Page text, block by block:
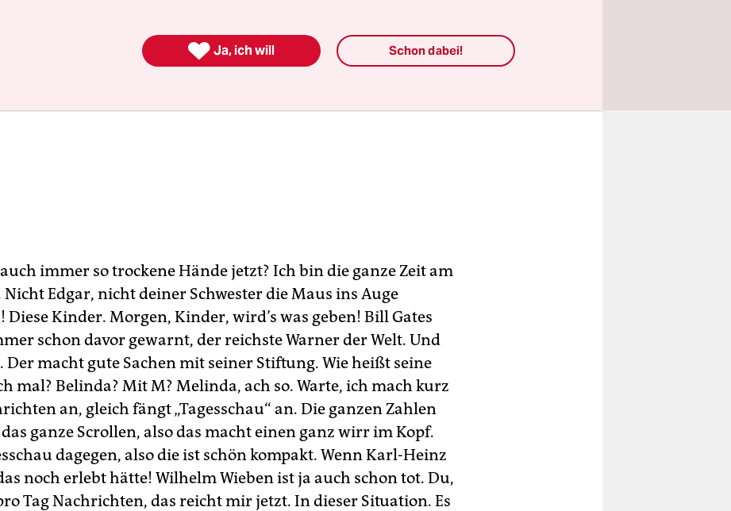
immer so trockene Hände jetzt? Ich bin die ganze Zeit am
Nicht Edgar, nicht deiner Schwester die Maus ins Auge
Diese Kinder. Morgen, Kinder, wird’s was geben! Bill Gates
schon davor gewarnt, der reichste Warner der Welt. Und
Der macht gute Sachen mit seiner Stiftung. Wie heißt seine
mal? Belinda? Mit M? Melinda, ach so. Warte, ich mach kurz
an, gleich fängt „Tagesschau“ an. Die ganzen Zahlen
ganze Scrollen, also das macht einen ganz wirr im Kopf.
dagegen, also die ist schön kompakt. Wenn Karl-Heinz
noch erlebt hätte! Wilhelm Wieben ist ja auch schon tot. Du,
Tag Nachrichten, das reicht mir jetzt. In dieser Situation. Es
 Ja, ich will Schon dabei!